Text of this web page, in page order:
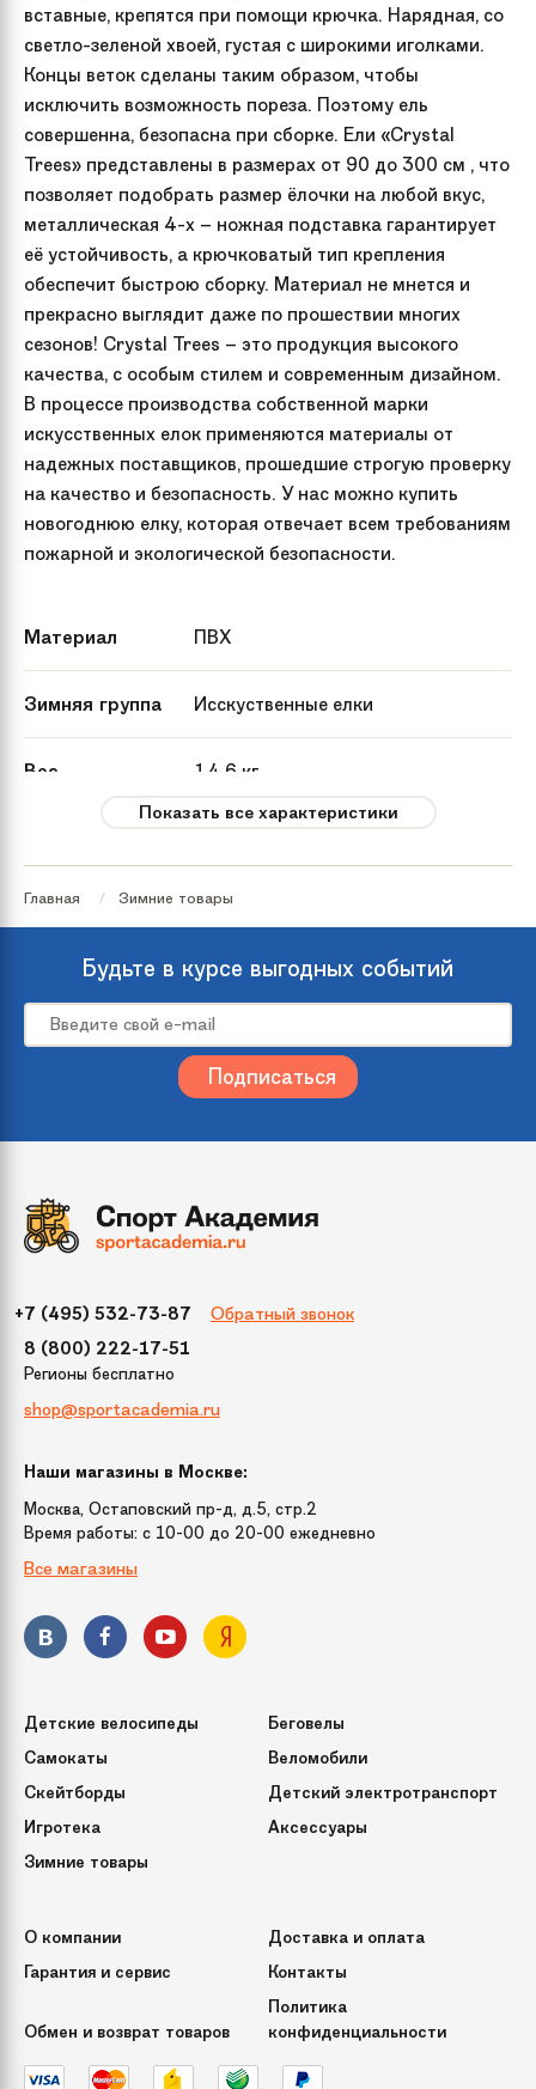
вставные, крепятся при помощи крючка. Нарядная, со
светло-зеленой хвоей, густая с широкими иголками.
Концы веток сделаны таким образом, чтобы
исключить возможность пореза. Поэтому ель
совершенна, безопасна при сборке. Ели «Crystal
Trees» представлены в размерах от 90 до 300 см , что
позволяет подобрать размер ёлочки на любой вкус,
металлическая 4-х – ножная подставка гарантирует
её устойчивость, а крючковатый тип крепления
обеспечит быстрою сборку. Материал не мнется и
прекрасно выглядит даже по прошествии многих
сезонов! Crystal Trees – это продукция высокого
качества, с особым стилем и современным дизайном.
В процессе производства собственной марки
искусственных елок применяются материалы от
надежных поставщиков, прошедшие строгую проверку
на качество и безопасность. У нас можно купить
новогоднюю елку, которая отвечает всем требованиям
пожарной и экологической безопасности.
Материал ПВХ
Зимняя группа Исскуственные елки
Вес 14.6 кг
производителя
Страна
происхождения
Россия
Размер 210
Зеленый
Бренд Crystal Trees
Модель Питерская зеленая
Диаметр нижнего
яруса
Тип крепления
веток
вставные (крючок)
Способ фиксации
Кол-во веток
1228
Срок службы
Показать все характеристики
Главная Зимние товары
Будьте в курсе выгодных событий
+7 (495) 532-73-87 Обратный звонок
8 (800) 222-17-51
Регионы бесплатно
shop@sportacademia.ru
Наши магазины в Москве:
Москва, Остаповский пр-д, д.5, стр.2
Время работы: c 10-00 до 20-00 ежедневно
Все магазины
Детские велосипеды
Беговелы
Самокаты
Веломобили
Скейтборды
Детский электротранспорт
Игротека
Аксессуары
Зимние товары
О компании
Доставка и оплата
Гарантия и сервис
Контакты
Обмен и возврат товаров
Политика
конфиденциальности